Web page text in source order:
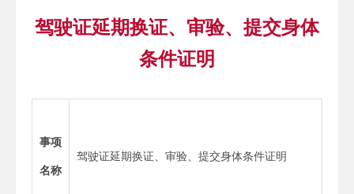
驾驶证延期换证、审验、提交身体
条件证明
事项
名称
驾驶证延期换证、审验、提交身体条件证明